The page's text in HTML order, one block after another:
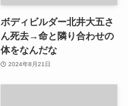
ボディビルダー北井大五さ
ん死去→命と隣り合わせの
体をなんだな
2024年8月21日